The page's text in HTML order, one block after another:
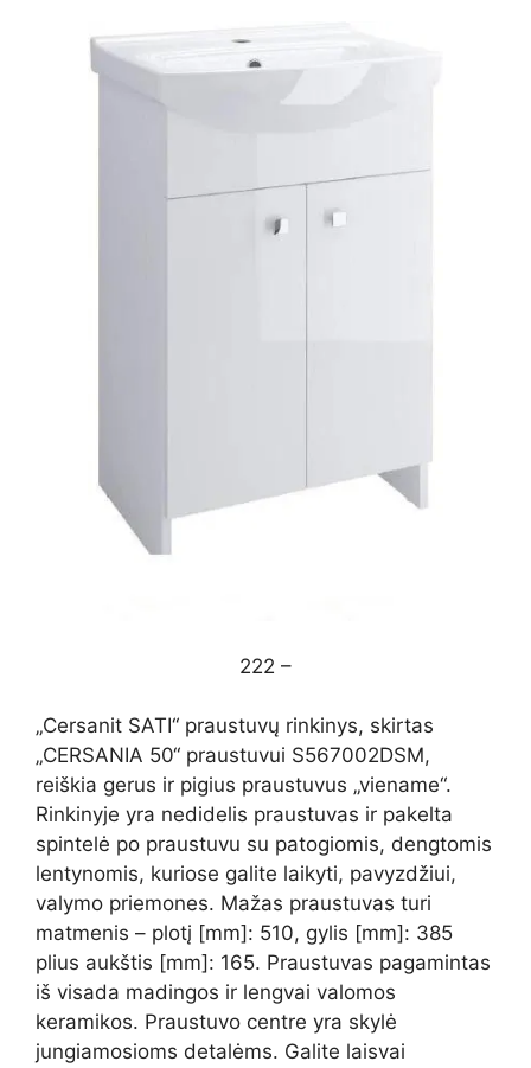
222 –
„Cersanit SATI“ praustuvų rinkinys, skirtas
„CERSANIA 50“ praustuvui S567002DSM,
reiškia gerus ir pigius praustuvus „viename“.
Rinkinyje yra nedidelis praustuvas ir pakelta
spintelė po praustuvu su patogiomis, dengtomis
lentynomis, kuriose galite laikyti, pavyzdžiui,
valymo priemones. Mažas praustuvas turi
matmenis – plotį [mm]: 510, gylis [mm]: 385
plius aukštis [mm]: 165. Praustuvas pagamintas
iš visada madingos ir lengvai valomos
keramikos. Praustuvo centre yra skylė
jungiamosioms detalėms. Galite laisvai